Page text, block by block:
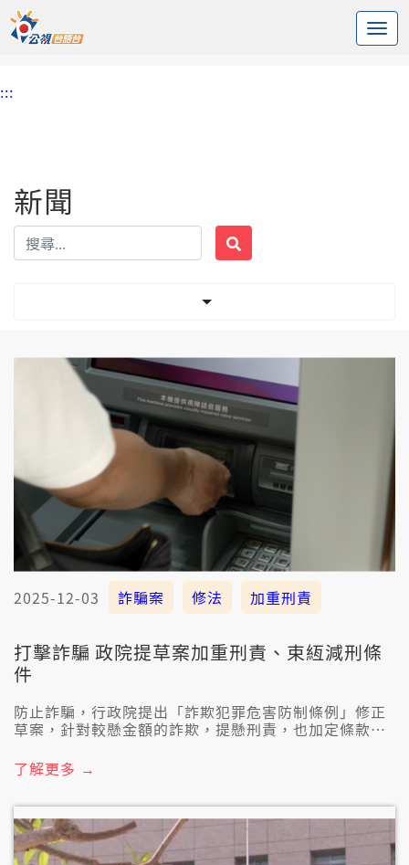
中央內容區塊
頭頁
:::
新聞
2025-12-03 詐騙案 修法 加重刑責
打擊詐騙 政院提草案加重刑責、束絚減刑條
件
防止詐騙，行政院提出「詐欺犯罪危害防制條例」修正
草案，針對較懸金額的詐欺，提懸刑責，也加定條款，
本，今仔日佇立法院內政委員會進行審查。
了解更多 →